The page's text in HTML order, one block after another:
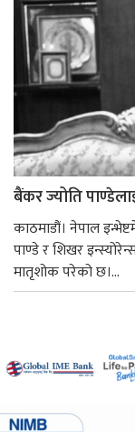
बैंकर ज्योति
काठमाडौं। नेपाल
पाण्डे र शिखर
मातृशोक परेको छ।...